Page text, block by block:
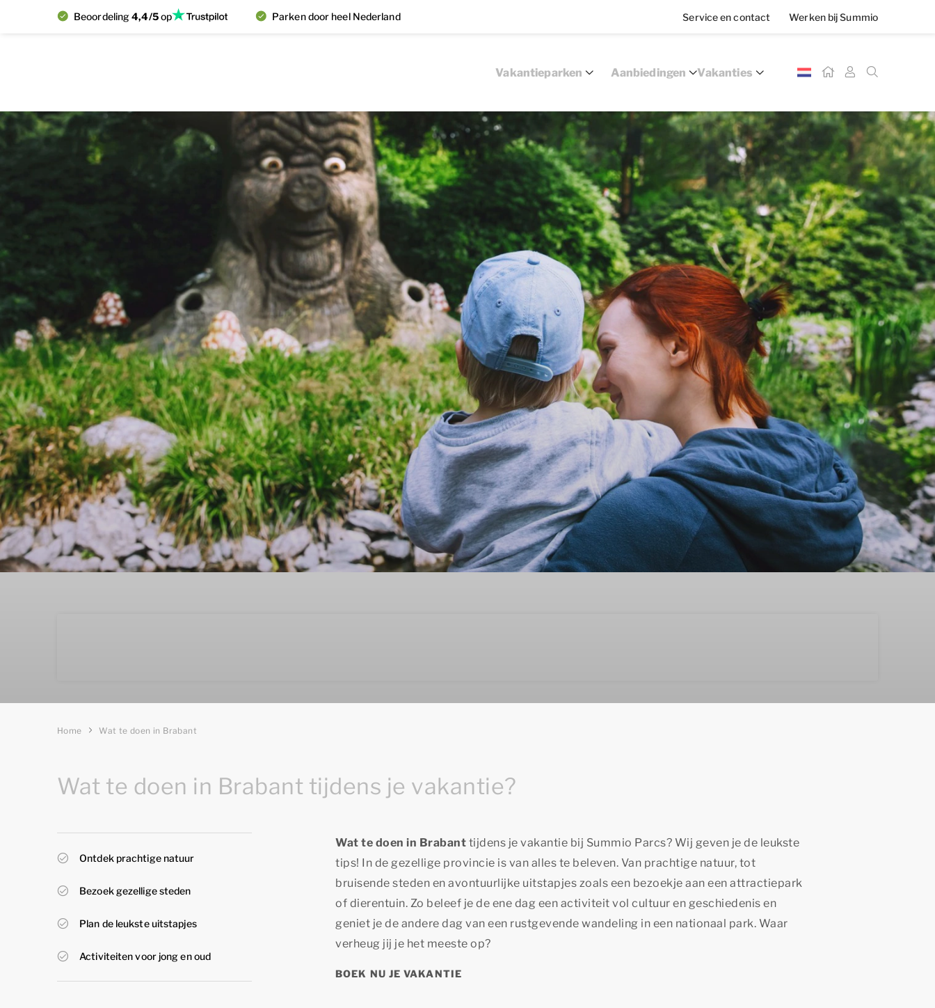
Beoordeling4,4/5op Parken door heel Nederland Service en contact Werken bij Summio
Vakantieparken Aanbiedingen Vakanties
Home Wat te doen in Brabant
Wat te doen in Brabant tijdens je vakantie?
Ontdek prachtige natuur
Bezoek gezellige steden
Plan de leukste uitstapjes
Activiteiten voor jong en oud
Wat te doen in Brabant tijdens je vakantie bij Summio Parcs? Wij geven je de leukste
tips! In de gezellige provincie is van alles te beleven. Van prachtige natuur, tot
bruisende steden en avontuurlijke uitstapjes zoals een bezoekje aan een attractiepark
of dierentuin. Zo beleef je de ene dag een activiteit vol cultuur en geschiedenis en
geniet je de andere dag van een rustgevende wandeling in een nationaal park. Waar
verheug jij je het meeste op?
BOEK NU JE VAKANTIE